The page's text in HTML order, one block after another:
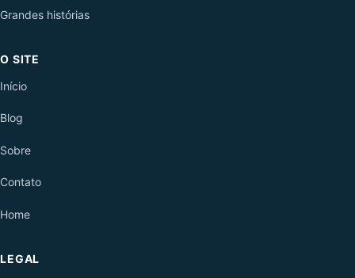
Grandes histórias
O SITE
Início
Blog
Sobre
Contato
Home
LEGAL